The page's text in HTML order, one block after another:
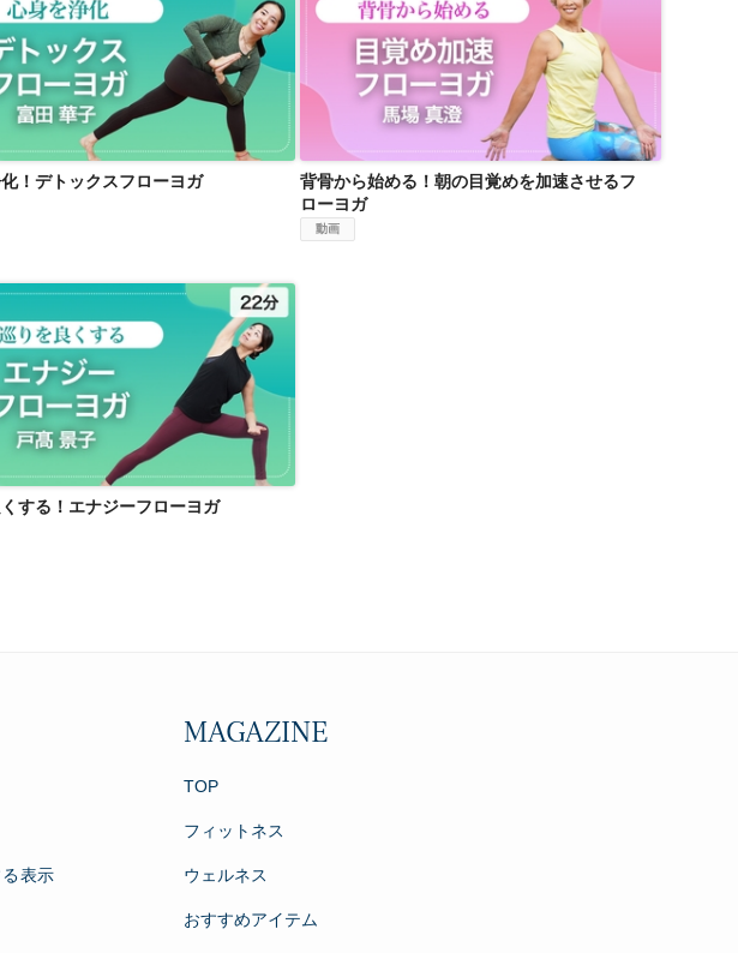
心身を浄化！デトックスフローヨガ
！デトックスフローヨガ
背骨から始める！朝の目覚めを加速させるフローヨガ
背骨から始める！朝の目覚めを加速させるフ
ローヨガ
動画
巡りを良くする！エナジーフローヨガ
する！エナジーフローヨガ
表示
MAGAZINE
TOP
フィットネス
ウェルネス
おすすめアイテム